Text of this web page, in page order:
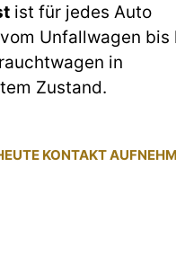
ist für jedes Auto
Unfallwagen bis
in
Zustand.
KONTAKT